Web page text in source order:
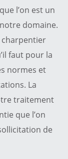
l’on est un
domaine.
faut pour la
normes et
La
traitement
que l’on
de